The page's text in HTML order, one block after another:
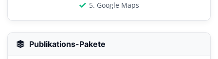
5. Google Maps
Publikations-Pakete